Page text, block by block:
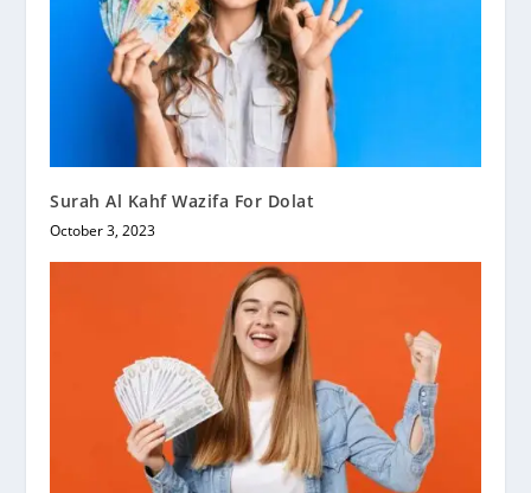
Surah Al Kahf Wazifa For Dolat
October 3, 2023